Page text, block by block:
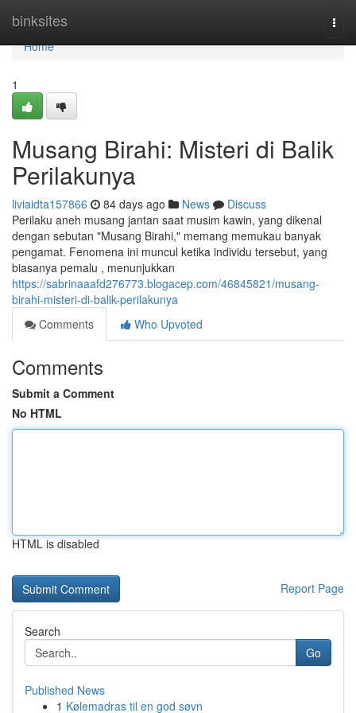
binksites
Home
Home
1
Musang Birahi: Misteri di Balik
Perilakunya
liviaidta157866 84 days ago News
Discuss
Perilaku aneh musang jantan saat musim kawin, yang dikenal
dengan sebutan "Musang Birahi," memang memukau banyak
pengamat. Fenomena ini muncul ketika individu tersebut, yang
biasanya pemalu , menunjukkan
https://sabrinaaafd276773.blogacep.com/46845821/musang-
birahi-misteri-di-balik-perilakunya
Comments
Who Upvoted
Comments
Submit a Comment
No HTML
HTML is disabled
Report Page
Search
Go
Published News
1 Kølemadras til en god søvn